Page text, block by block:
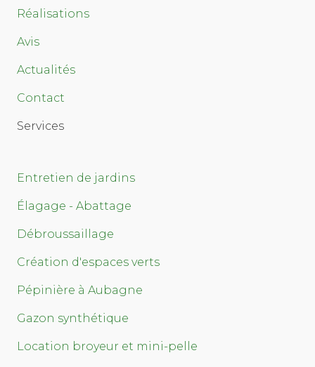
Réalisations
Avis
Actualités
Contact
Services
Entretien de jardins
Élagage - Abattage
Débroussaillage
Création d'espaces verts
Pépinière à Aubagne
Gazon synthétique
Location broyeur et mini-pelle